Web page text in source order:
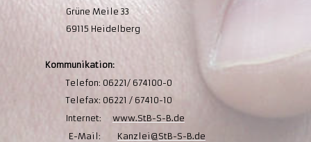
Grüne Meile 33
69115 Heidelberg
Kommunikation:
Telefon: 06221/ 674100-0
Telefax: 06221 / 67410-10
Internet: www.StB-S-B.de
E-Mail: Kanzlei@StB-S-B.de